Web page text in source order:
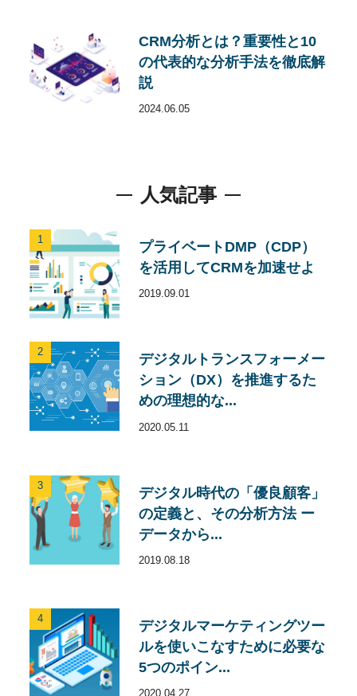
CRM分析とは？重要性と10
の代表的な分析手法を徹底解
説
2024.06.05
人気記事
1
プライベートDMP（CDP）
を活用してCRMを加速せよ
2019.09.01
2
デジタルトランスフォーメー
ション（DX）を推進するた
めの理想的な...
2020.05.11
3
デジタル時代の「優良顧客」
の定義と、その分析方法 ー
データから...
2019.08.18
4
デジタルマーケティングツー
ルを使いこなすために必要な
5つのポイン...
2020.04.27